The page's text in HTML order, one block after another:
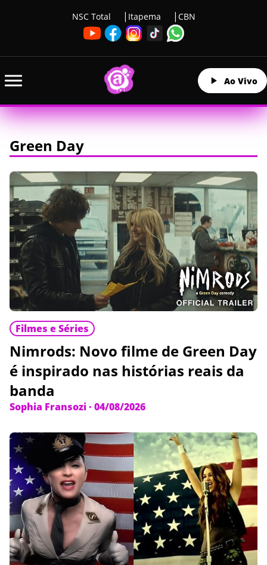
NSC Total Itapema CBN
Ao Vivo
Green Day
Filmes e Séries
Nimrods: Novo filme de Green Day
é inspirado nas histórias reais da
banda
Sophia Fransozi· 04/08/2026